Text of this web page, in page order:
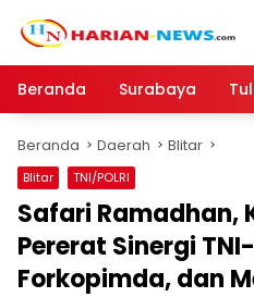
Beranda
Surabaya
Beranda Daerah Blitar
Blitar TNI/POLRI
Safari Ramadhan,
Pererat Sinergi
Forkopimda, dan